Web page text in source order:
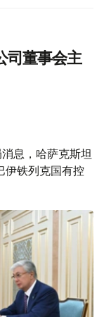
司董事会主
息，哈萨克斯坦
伊铁列克国有控